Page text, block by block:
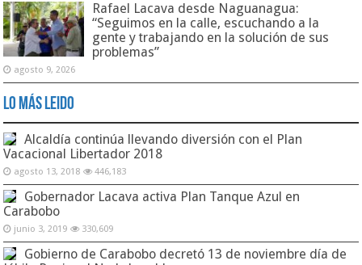
Rafael Lacava desde Naguanagua:
“Seguimos en la calle, escuchando a la
gente y trabajando en la solución de sus
problemas”
agosto 9, 2026
Lo Más Leido
Alcaldía continúa llevando diversión con el Plan
Vacacional Libertador 2018
agosto 13, 2018 446,183
Gobernador Lacava activa Plan Tanque Azul en
Carabobo
junio 3, 2019 330,609
Gobierno de Carabobo decretó 13 de noviembre día de